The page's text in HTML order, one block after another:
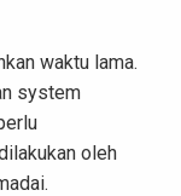
waktu lama.
system
oleh